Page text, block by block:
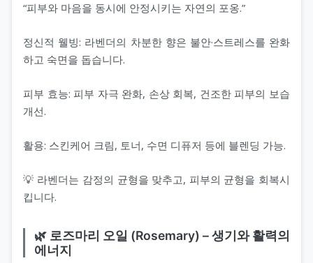
“피부와 마음을 동시에 안정시키는 자연의 포옹.”
정신적 웰빙: 라벤더의 차분한 향은 불안·스트레스를 완화
하고 숙면을 돕습니다.
피부 효능: 피부 자극 완화, 손상 회복, 건조한 피부의 보습
개선.
활용: 스킨케어 크림, 토너, 수면 디퓨저 등에 블렌딩 가능.
💡 라벤더는 감정의 균형을 맞추고, 피부의 균형을 회복시
킵니다.
🌿 로즈마리 오일 (Rosemary) – 생기와 활력의
에너지